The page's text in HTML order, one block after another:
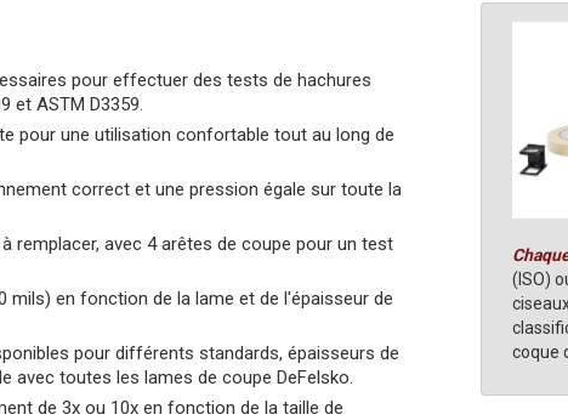
pour effectuer des tests de hachures
et ASTM D3359.
pour une utilisation confortable tout au long de
correct et une pression égale sur toute la
remplacer, avec 4 arêtes de coupe pour un test
mils) en fonction de la lame et de l'épaisseur de
pour différents standards, épaisseurs de
avec toutes les lames de coupe DeFelsko.
de 3x ou 10x en fonction de la taille de
(ISO)
coque